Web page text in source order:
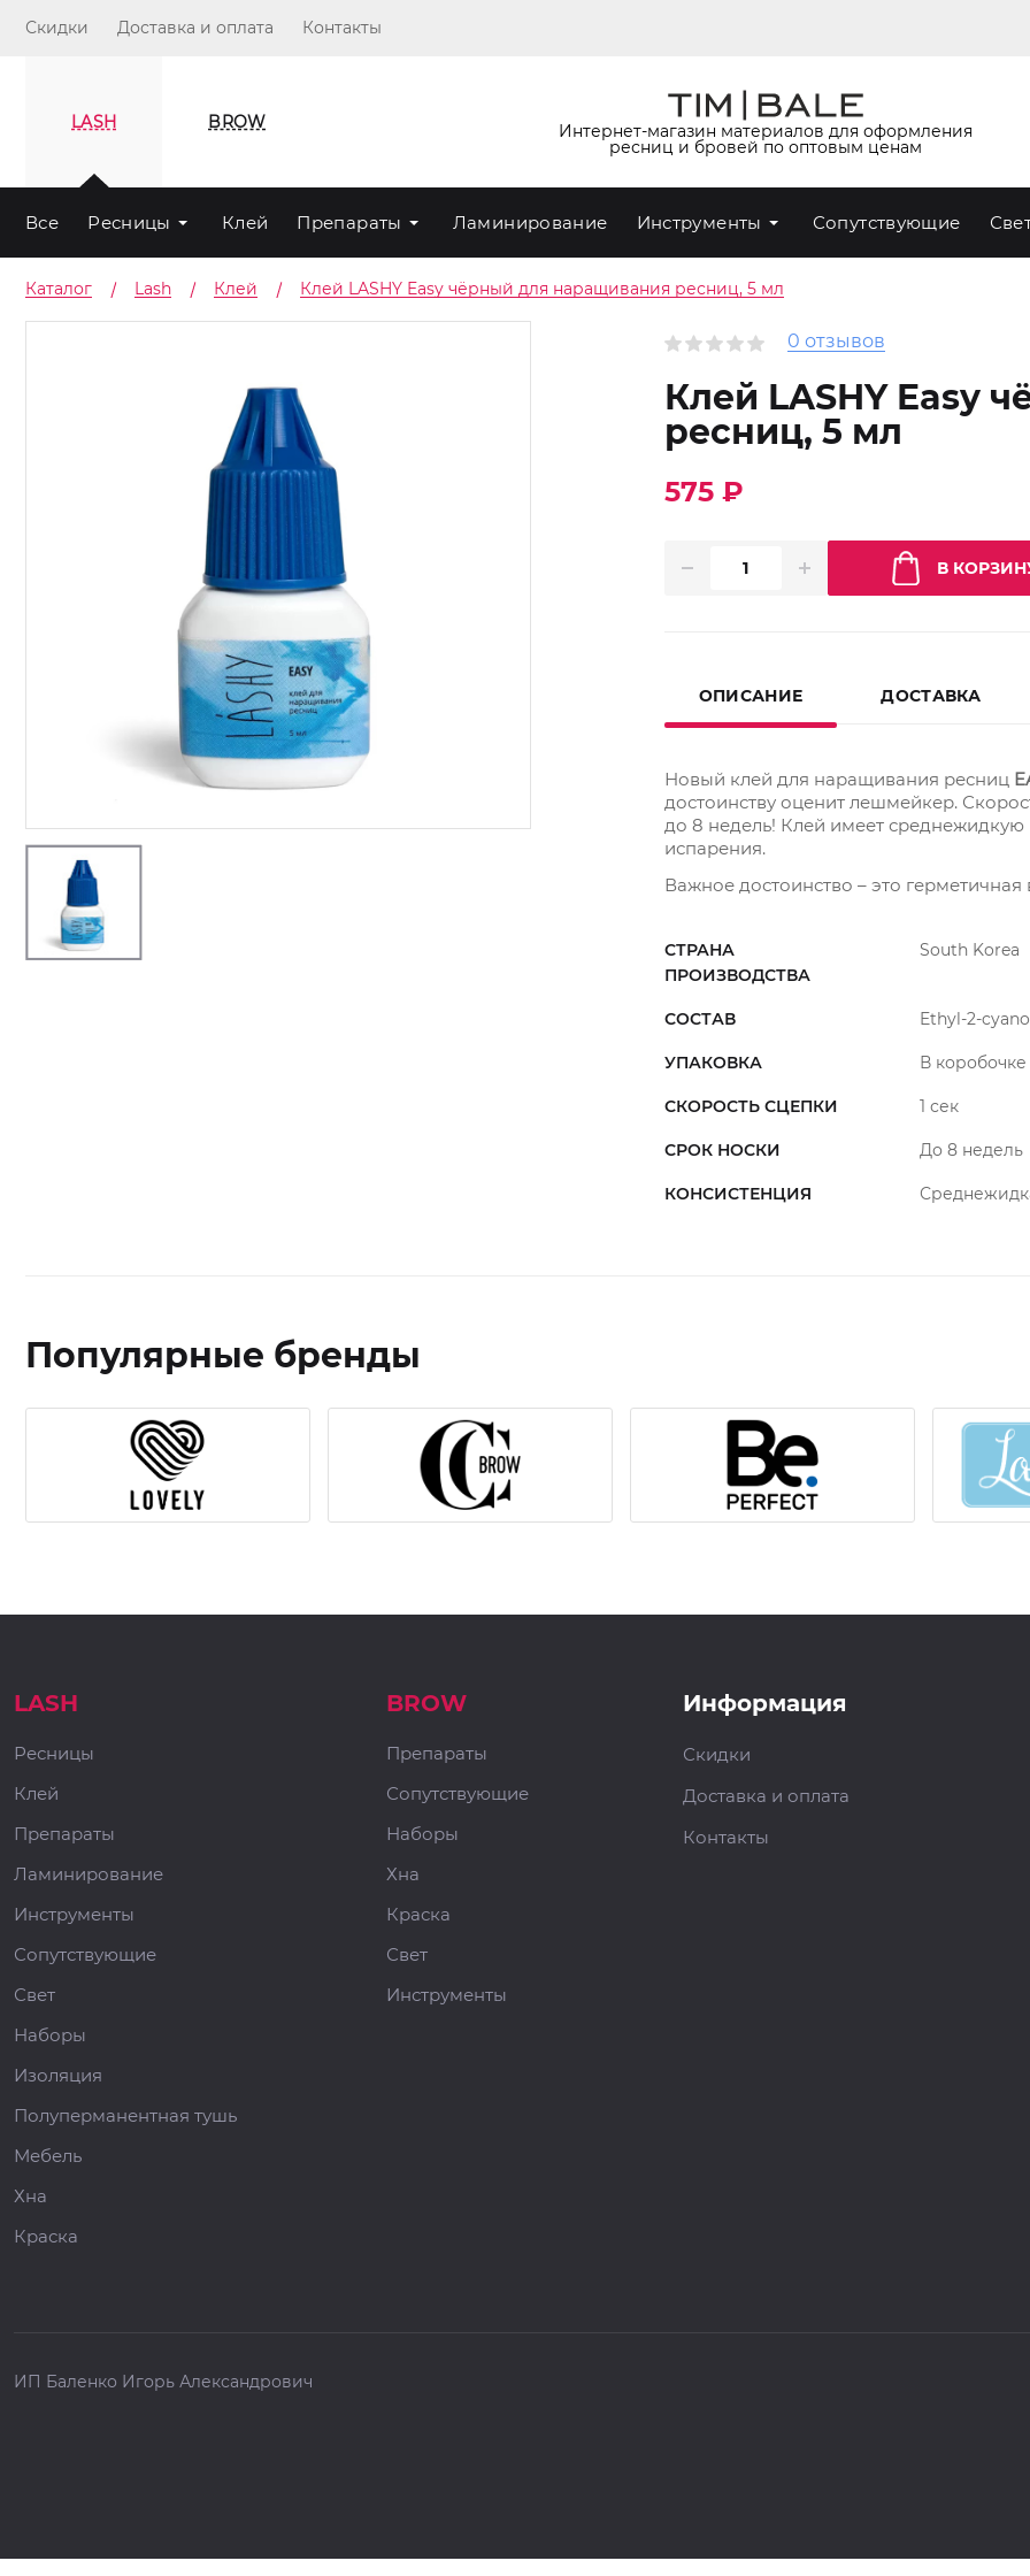
Скидки Доставка и оплата Контакты
LASH BROW Интернет-магазин материалов для оформления
ресниц и бровей по оптовым ценам
Все Ресницы Клей Препараты Ламинирование Инструменты Сопутствующие
Каталог Lash Клей Клей LASHY Easy чёрный для наращивания ресниц, 5 мл
0 отзывов
Клей LASHY Easy
ресниц, 5 мл
575 ₽
В
ОПИСАНИЕ ДОСТАВКА
Новый клей для наращивания ресниц
достоинству оценит лешмейкер.
до 8 недель! Клей имеет
испарения.
Важное достоинство – это герметичная
СТРАНА
ПРОИЗВОДСТВА
South Korea
СОСТАВ Ethyl-2-
УПАКОВКА В коробочке
СКОРОСТЬ СЦЕПКИ 1 сек
СРОК НОСКИ До 8 недель
КОНСИСТЕНЦИЯ
Популярные бренды
LASH
Ресницы
Клей
Препараты
Ламинирование
Инструменты
Сопутствующие
Свет
Наборы
Изоляция
Полуперманентная тушь
Мебель
Хна
Краска
BROW
Препараты
Сопутствующие
Наборы
Хна
Краска
Свет
Инструменты
Информация
Скидки
Доставка и оплата
Контакты
ИП Баленко Игорь Александрович